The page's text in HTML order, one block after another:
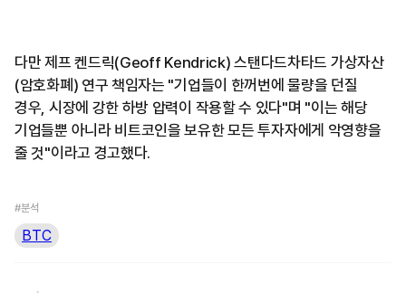
다만 제프 켄드릭(Geoff Kendrick) 스탠다드차타드 가상자산
(암호화폐) 연구 책임자는 "기업들이 한꺼번에 물량을 던질
경우, 시장에 강한 하방 압력이 작용할 수 있다"며 "이는 해당
기업들뿐 아니라 비트코인을 보유한 모든 투자자에게 악영향을
줄 것"이라고 경고했다.
#분석
BTC